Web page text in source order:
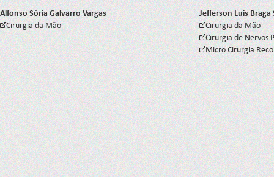
Alfonso Sória Galvarro Vargas
Cirurgia da Mão
Jefferson Luis Braga
Cirurgia da Mão
Cirurgia de Nervos
Micro Cirurgia